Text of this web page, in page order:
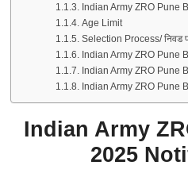
Indian Army ZRO Pune
Age Limit
Selection Process/ निवड
Indian Army ZRO Pune
Indian Army ZRO Pune
Indian Army ZRO Pune
Indian Army
2025